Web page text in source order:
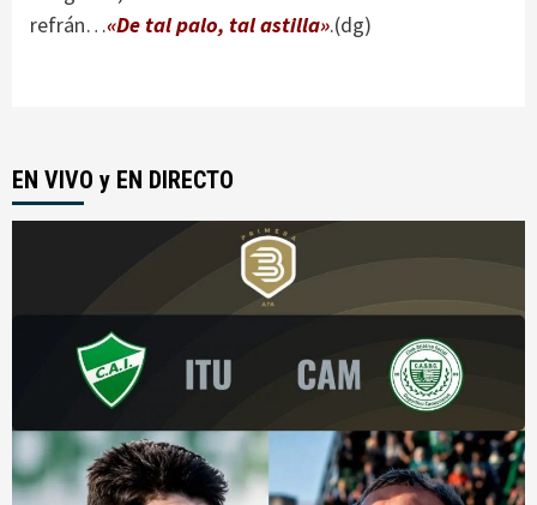
refrán…«De tal palo, tal astilla».(dg)
EN VIVO y EN DIRECTO